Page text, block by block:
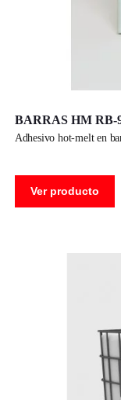
BARRAS HM RB-
adhesivo hot-melt en
Ver producto